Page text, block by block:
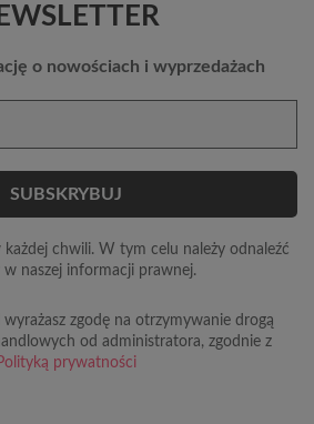
o nowościach i wyprzedażach
każdej chwili. W tym celu należy odnaleźć
w naszej informacji prawnej.
zgodę na otrzymywanie drogą
od administratora, zgodnie z
prywatności